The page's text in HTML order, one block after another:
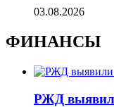
03.08.2026
ФИНАНСЫ
РЖД